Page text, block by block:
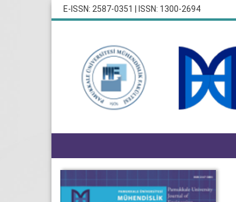
E-ISSN: 2587-0351 | ISSN: 1300-2694